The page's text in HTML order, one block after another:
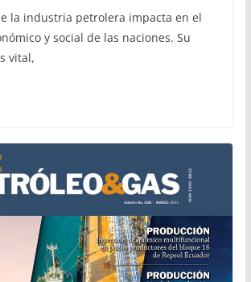
la industria petrolera impacta en el
y social de las naciones. Su
vital,